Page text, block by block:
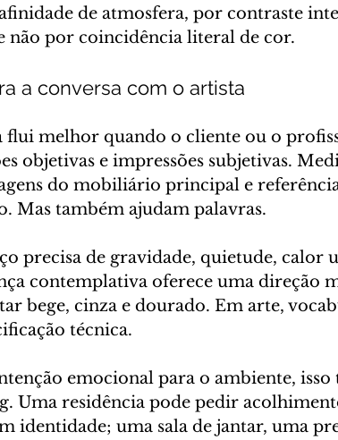
de atmosfera, por contraste
não por coincidência literal de cor.
a conversa com o artista
flui melhor quando o cliente ou o
objetivas e impressões subjetivas.
do mobiliário principal e
Mas também ajudam palavras.
precisa de gravidade, quietude, calor
contemplativa oferece uma direção
bege, cinza e dourado. Em arte,
técnica.
emocional para o ambiente,
Uma residência pode pedir
identidade; uma sala de jantar, uma